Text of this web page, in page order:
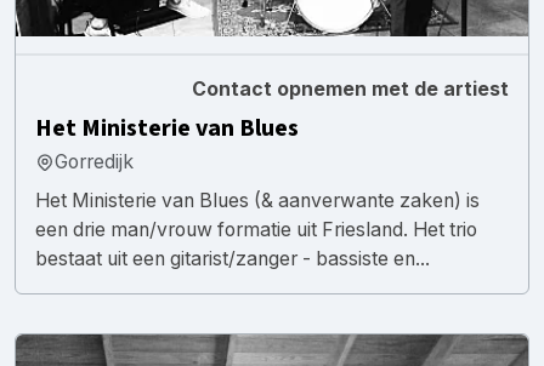
Contact opnemen met de artiest
Het Ministerie van Blues
Gorredijk
Het Ministerie van Blues (& aanverwante zaken) is
een drie man/vrouw formatie uit Friesland. Het trio
bestaat uit een gitarist/zanger - bassiste en...